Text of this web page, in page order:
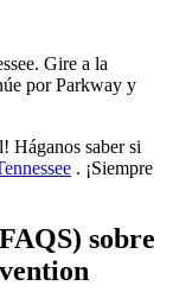
Gire a la
por Parkway y
Háganos saber si
. ¡Siempre
sobre